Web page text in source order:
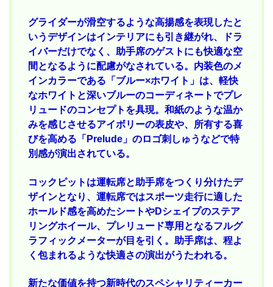
グライダーが滑空するような高揚感を表現したと
いうデザインはインテリアにも引き継がれ、ドラ
イバーだけでなく、助手席のゲストにも快適な空
間となるように配慮がなされている。内装色のメ
インカラーである「ブルー×ホワイト」は、軽快
なホワイトと深いブルーのコーディネートでプレ
リュードのコンセプトを具現。和紙のような温か
みを感じさせるアイボリーの表皮や、所有する喜
びを高める「Prelude」のロゴ刺しゅうなどで特
別感が演出されている。
コックピットは運転席と助手席をつくり分けたデ
ザインとなり、運転席ではスポーツ走行に適した
ホールド感を高めたシートやDシェイプのステア
リングホイール、プレリュード専用となるフルグ
ラフィックメーターが目を引く。助手席は、程よ
く包まれるような快適さの演出がうたわれる。
新たな価値を持つ新時代のスペシャリティーカー